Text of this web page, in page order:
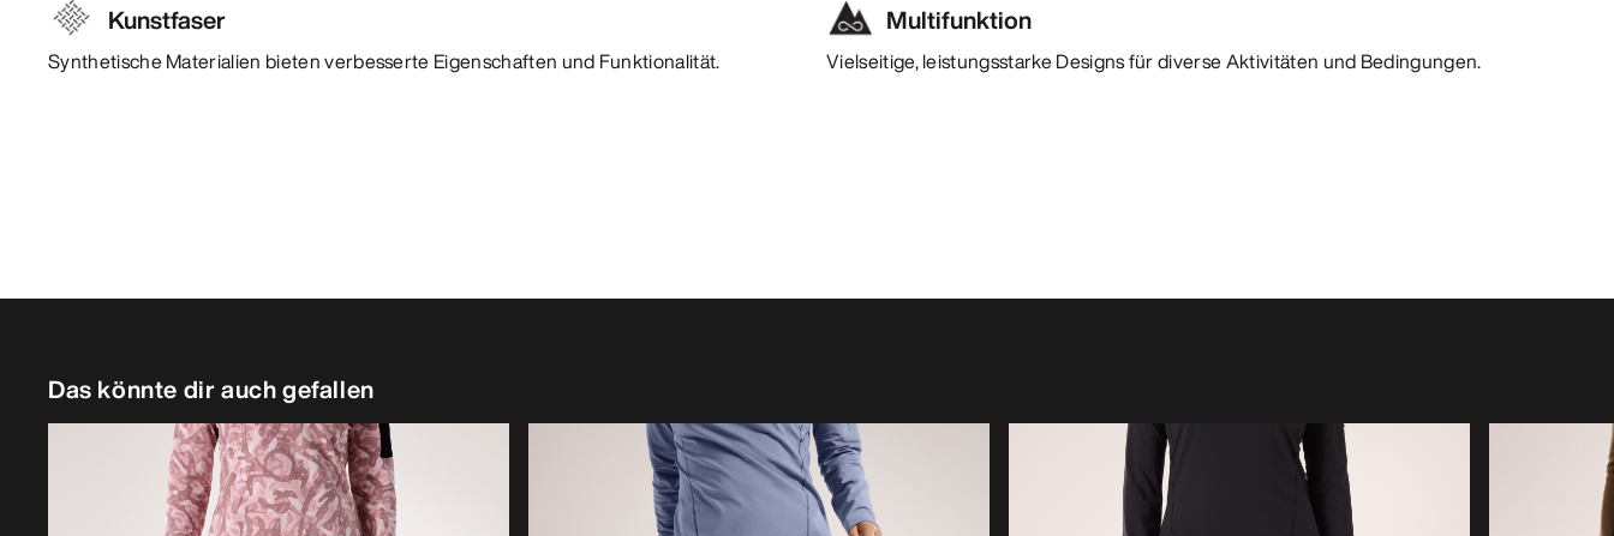
Kunstfaser
Synthetische Materialien bieten verbesserte Eigenschaften und Funktionalität.
Multifunktion
Vielseitige, leistungsstarke Designs für diverse Aktivitäten und Bedingungen.
Das könnte dir auch gefallen